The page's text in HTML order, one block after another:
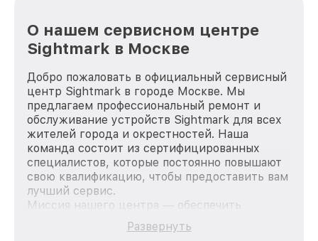
О нашем сервисном центре
Sightmark в Москве
Добро пожаловать в официальный сервисный
центр Sightmark в городе Москве. Мы
предлагаем профессиональный ремонт и
обслуживание устройств Sightmark для всех
жителей города и окрестностей. Наша
команда состоит из сертифицированных
специалистов, которые постоянно повышают
свою квалификацию, чтобы предоставить вам
лучший сервис.
Миссия нашего центра — обеспечить
качественный и доступный ремонт для
каждого пользователя продукции Sightmark,
Развернуть